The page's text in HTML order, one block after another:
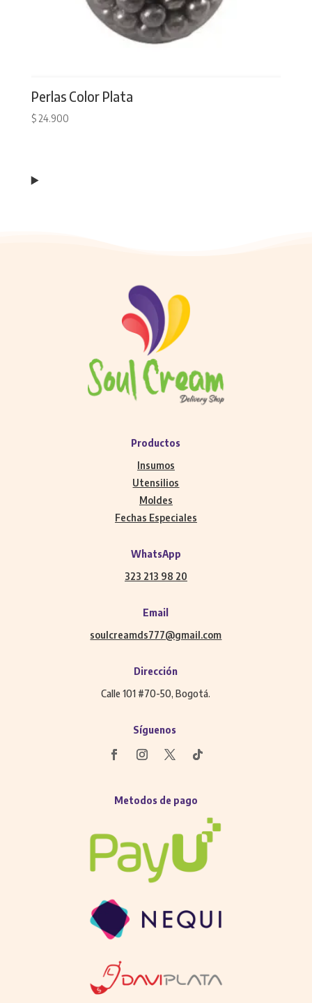
Perlas Color Plata
$24.900
Productos
Insumos
Utensilios
Moldes
Fechas Especiales
WhatsApp
323 213 98 20
Email
soulcreamds777@gmail.com
Dirección
Calle 101 #70-50, Bogotá.
Síguenos
Metodos de pago